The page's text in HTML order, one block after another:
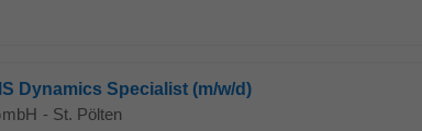
Dynamics Specialist (m/w/d)
- St. Pölten